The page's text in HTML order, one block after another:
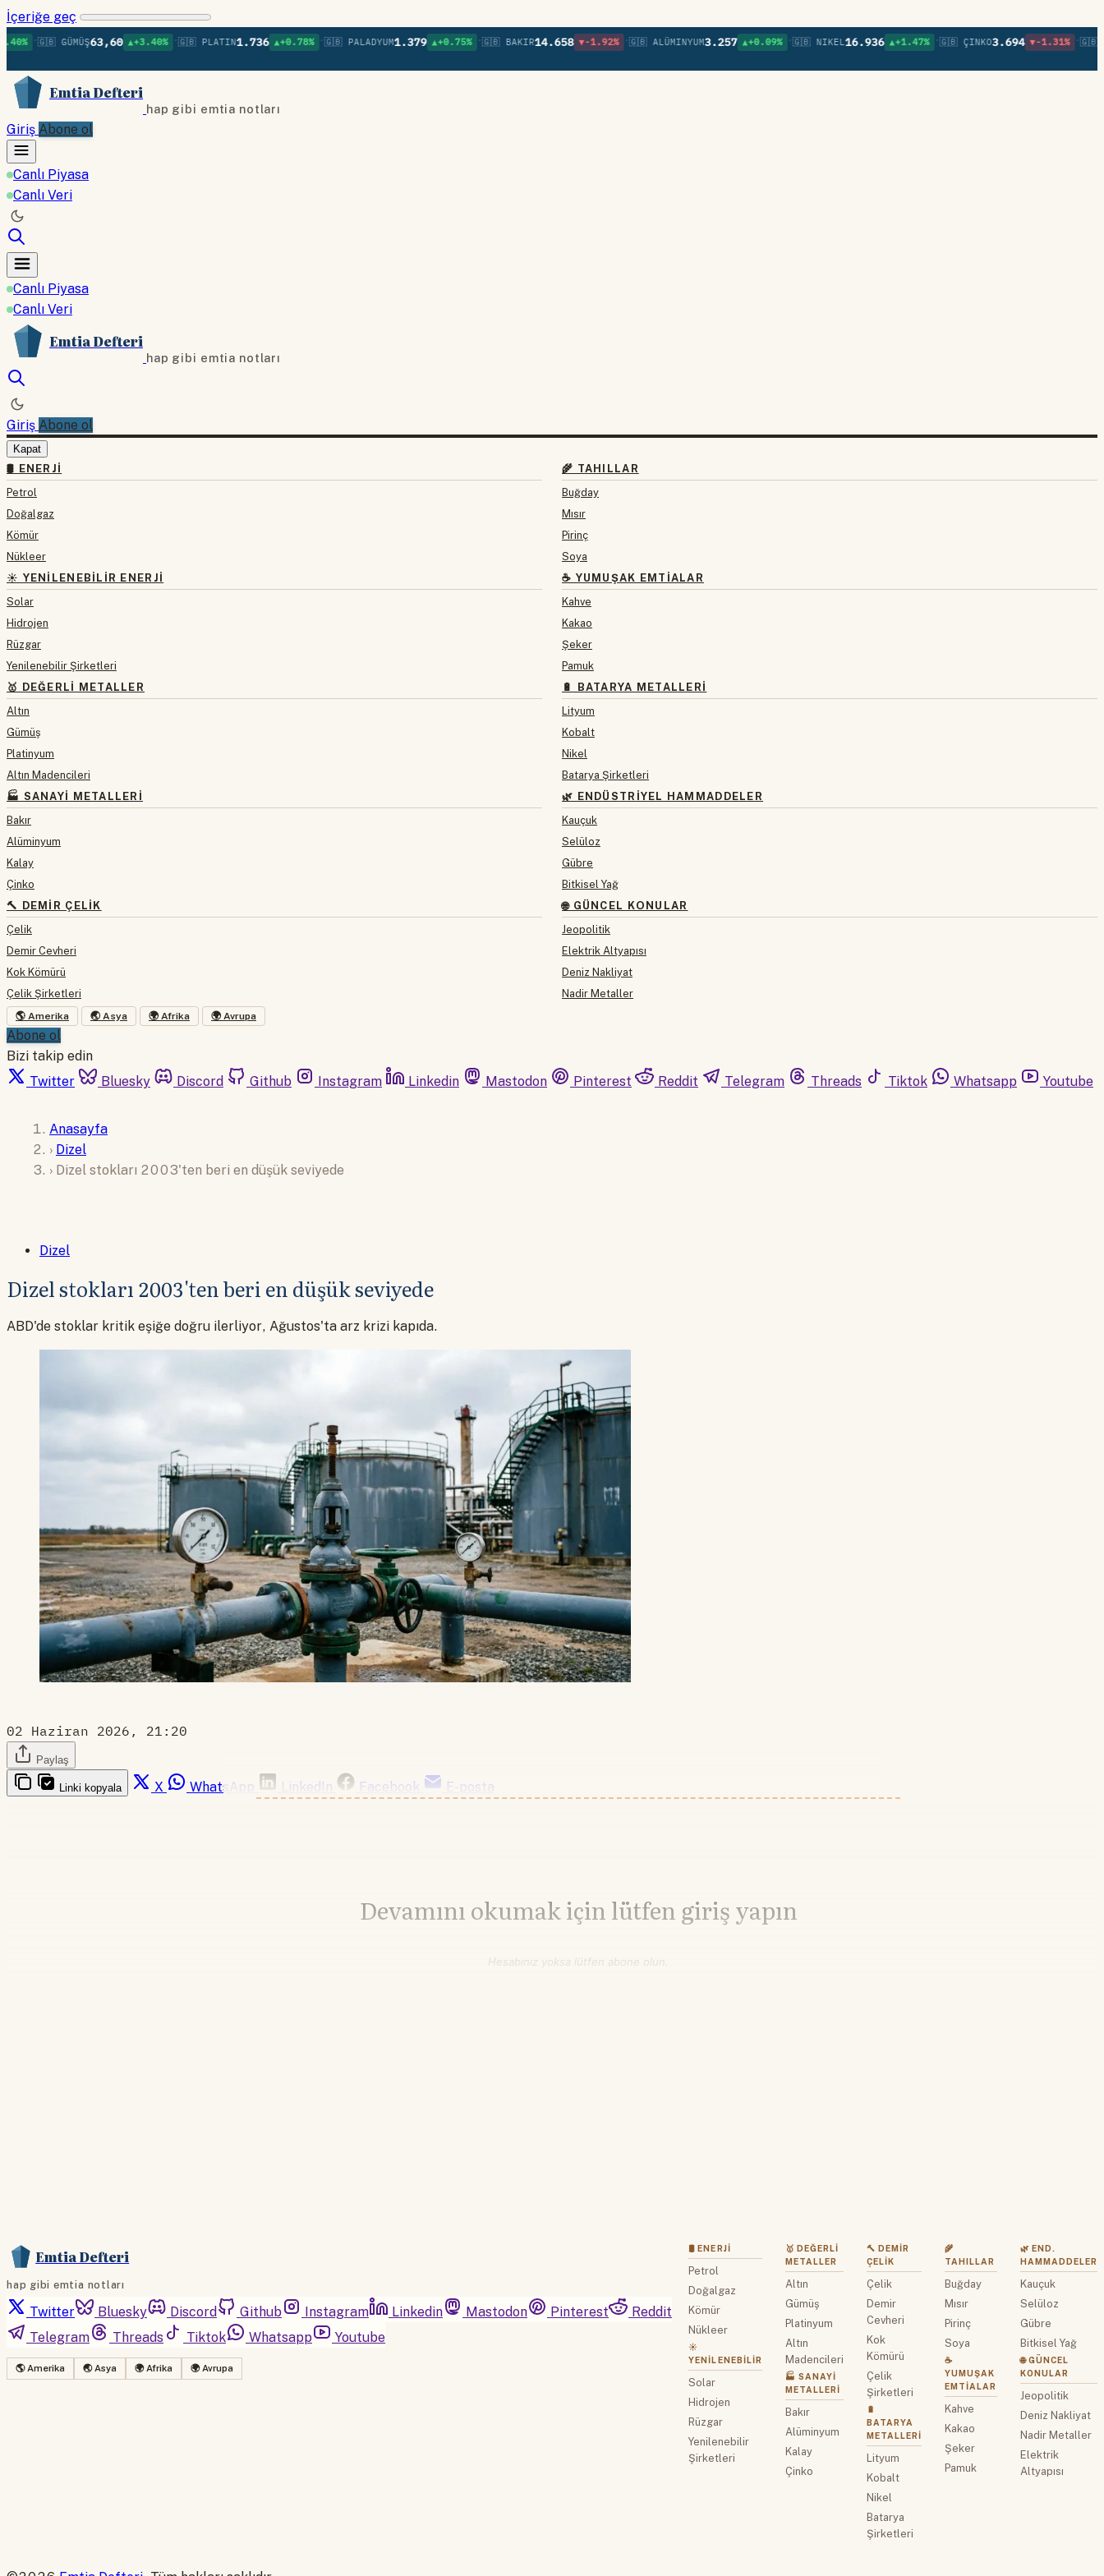
İçeriğe geç
•🇬🇧 GÜMÜŞ63,60 ▲+3.40% •🇬🇧 PLATIN1.736 ▲+0.78% •🇬🇧 PALADYUM1.379 ▲+0.75% •🇬🇧 BAKIR14.658 ▼-1.92% •🇬🇧 ALÜMINYUM3.257 ▲+0.09% •🇬🇧 NIKEL16.936 ▲+1.47% •🇬🇧 ÇINKO3.694 ▼-1.31% •🇬🇧
Emtia Defteri
hap gibi emtia notları
Giriş Abone ol
Canlı Piyasa
Canlı Veri
Canlı Piyasa
Canlı Veri
Emtia Defteri
hap gibi emtia notları
Giriş Abone ol
Kapat
🛢 ENERJI
Petrol
Doğalgaz
Kömür
Nükleer
☀️ YENILENEBILIR ENERJI
Solar
Hidrojen
Rüzgar
Yenilenebilir Şirketleri
🥇 DEĞERLI METALLER
Altın
Gümüş
Platinyum
Altın Madencileri
🏭 SANAYI METALLERI
Bakır
Alüminyum
Kalay
Çinko
🔨 DEMIR ÇELIK
Çelik
Demir Cevheri
Kok Kömürü
Çelik Şirketleri
🌾 TAHILLAR
Buğday
Mısır
Pirinç
Soya
☕ YUMUŞAK EMTIALAR
Kahve
Kakao
Şeker
Pamuk
🔋 BATARYA METALLERI
Lityum
Kobalt
Nikel
Batarya Şirketleri
🌿 ENDÜSTRIYEL HAMMADDELER
Kauçuk
Selüloz
Gübre
Bitkisel Yağ
🌐 GÜNCEL KONULAR
Jeopolitik
Elektrik Altyapısı
Deniz Nakliyat
Nadir Metaller
🌎 Amerika 🌏 Asya 🌍 Afrika 🌍 Avrupa
Abone ol
Bizi takip edin
Twitter
Bluesky Discord Github Instagram Linkedin Mastodon Pinterest Reddit Telegram Threads Tiktok Whatsapp Youtube
Anasayfa
› Dizel
› Dizel stokları 2003'ten beri en düşük seviyede
Dizel
Dizel stokları 2003'ten beri en düşük seviyede
ABD'de stoklar kritik eşiğe doğru ilerliyor, Ağustos'ta arz krizi kapıda.
02 Haziran 2026, 21:20
Paylaş
Linki kopyala X WhatsApp LinkedIn Facebook E-posta
Devamını okumak için lütfen giriş yapın
Hesabınız yoksa lütfen abone olun.
Emtia Defteri
hap gibi emtia notları
Twitter Bluesky Discord Github Instagram Linkedin Mastodon Pinterest
Reddit
Telegram
Threads Tiktok Whatsapp Youtube
🌎 Amerika 🌏 Asya 🌍 Afrika 🌍 Avrupa
🛢 ENERJI
Petrol
Doğalgaz
Kömür
Nükleer
☀️
YENILENEBILIR
Solar
Hidrojen
Rüzgar
Yenilenebilir
Şirketleri
🥇 DEĞERLI
METALLER
Altın
Gümüş
Platinyum
Altın
Madencileri
🏭 SANAYI
METALLERI
Bakır
Alüminyum
Kalay
Çinko
🔨 DEMIR
ÇELIK
Çelik
Demir
Cevheri
Kok
Kömürü
Çelik
Şirketleri
🔋
BATARYA
METALLERI
Lityum
Kobalt
Nikel
Batarya
Şirketleri
🌾
TAHILLAR
Buğday
Mısır
Pirinç
Soya
☕
YUMUŞAK
EMTIALAR
Kahve
Kakao
Şeker
Pamuk
🌿 END.
HAMMADDELER
Kauçuk
Selüloz
Gübre
Bitkisel Yağ
🌐 GÜNCEL
KONULAR
Jeopolitik
Deniz Nakliyat
Nadir Metaller
Elektrik
Altyapısı